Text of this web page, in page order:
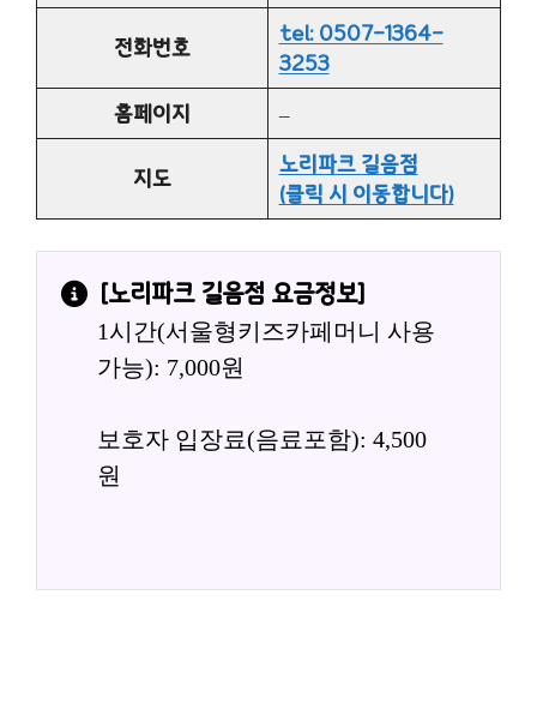
전화번호
tel: 0507-1364-
3253
홈페이지
–
지도
노리파크 길음점
(클릭 시 이동합니다)
[노리파크 길음점 요금정보]
1시간(서울형키즈카페머니 사용
가능): 7,000원
보호자 입장료(음료포함): 4,500
원